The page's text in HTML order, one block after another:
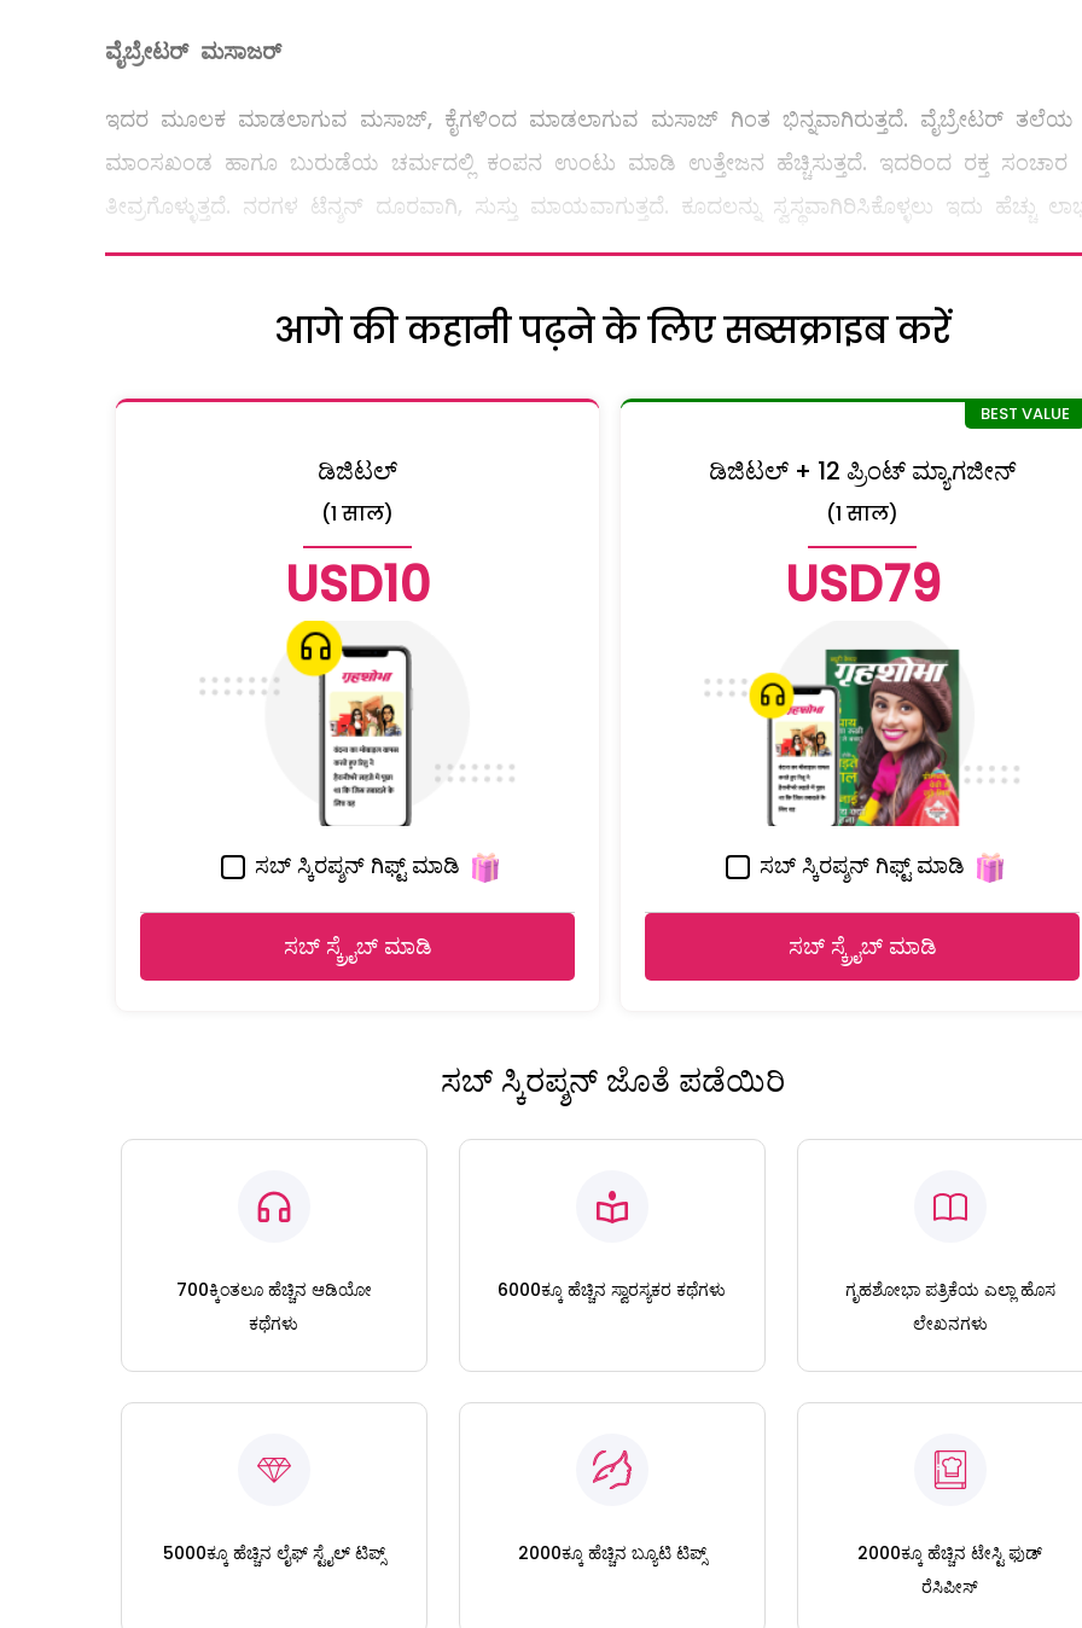
ವೈಬ್ರೇಟರ್‌ ಮಸಾಜರ್
ಇದರ ಮೂಲಕ ಮಾಡಲಾಗುವ ಮಸಾಜ್‌, ಕೈಗಳಿಂದ ಮಾಡಲಾಗುವ ಮಸಾಜ್‌ ಗಿಂತ ಭಿನ್ನವಾಗಿರುತ್ತದೆ. ವೈಬ್ರೇಟರ್‌ ತಲೆಯ
ಮಾಂಸಖಂಡ ಹಾಗೂ ಬುರುಡೆಯ ಚರ್ಮದಲ್ಲಿ ಕಂಪನ ಉಂಟು ಮಾಡಿ ಉತ್ತೇಜನ ಹೆಚ್ಚಿಸುತ್ತದೆ. ಇದರಿಂದ ರಕ್ತ ಸಂಚಾರ
ತೀವ್ರಗೊಳ್ಳುತ್ತದೆ. ನರಗಳ ಟೆನ್ಶನ್‌ ದೂರವಾಗಿ, ಸುಸ್ತು ಮಾಯವಾಗುತ್ತದೆ. ಕೂದಲನ್ನು ಸ್ವಸ್ಥವಾಗಿರಿಸಿಕೊಳ್ಳಲು ಇದು ಹೆಚ್ಚು
आगे की कहानी पढ़ने के लिए सब्सक्राइब करें
ಡಿಜಿಟಲ್
(1 साल)
USD10
ಸಬ್ ಸ್ಕಿರಪ್ಶನ್ ಗಿಫ್ಟ್ ಮಾಡಿ
ಸಬ್ ಸ್ಕ್ರೈಬ್ ಮಾಡಿ
ಡಿಜಿಟಲ್ + 12 ಪ್ರಿಂಟ್ ಮ್ಯಾಗಜೀನ್
(1 साल)
USD79
ಸಬ್ ಸ್ಕಿರಪ್ಶನ್ ಗಿಫ್ಟ್ ಮಾಡಿ
ಸಬ್ ಸ್ಕ್ರೈಬ್ ಮಾಡಿ
ಸಬ್ ಸ್ಕಿರಪ್ಶನ್ ಜೊತೆ ಪಡೆಯಿರಿ
700ಕ್ಕಿಂತಲೂ ಹೆಚ್ಚಿನ ಆಡಿಯೋ
ಕಥೆಗಳು
6000ಕ್ಕೂ ಹೆಚ್ಚಿನ ಸ್ವಾರಸ್ಯಕರ ಕಥೆಗಳು
ಗೃಹಶೋಭಾ ಪತ್ರಿಕೆಯ ಎಲ್ಲಾ ಹೊಸ
ಲೇಖನಗಳು
5000ಕ್ಕೂ ಹೆಚ್ಚಿನ ಲೈಫ್ ಸ್ಟೈಲ್ ಟಿಪ್ಸ್ 2000ಕ್ಕೂ ಹೆಚ್ಚಿನ ಬ್ಯೂಟಿ ಟಿಪ್ಸ್
2000ಕ್ಕೂ ಹೆಚ್ಚಿನ ಟೇಸ್ಟಿ ಫುಡ್
ರೆಸಿಪೀಸ್